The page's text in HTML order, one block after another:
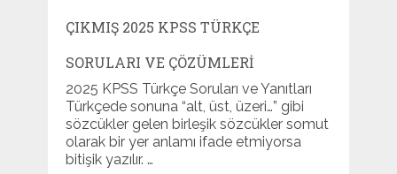
ÇIKMIŞ 2025 KPSS TÜRKÇE
SORULARI VE ÇÖZÜMLERI
2025 KPSS Türkçe Soruları ve Yanıtları
Türkçede sonuna “alt, üst, üzeri…” gibi
sözcükler gelen birleşik sözcükler somut
olarak bir yer anlamı ifade etmiyorsa
bitişik yazılır. …